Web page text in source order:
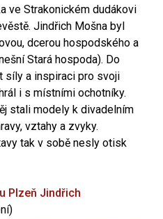
ve Strakonickém dudákovi
Jindřich Mošna byl
dcerou hospodského a
Stará hospoda). Do
síly a inspiraci pro svoji
i s místními ochotníky.
stali modely k divadelním
vztahy a zvyky.
tak v sobě nesly otisk
Plzeň Jindřich